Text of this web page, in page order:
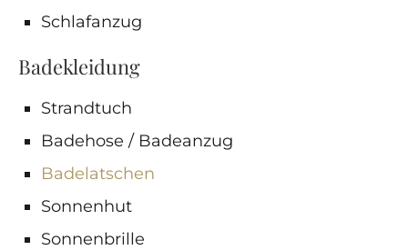
Schlafanzug
Badekleidung
Strandtuch
Badehose / Badeanzug
Badelatschen
Sonnenhut
Sonnenbrille